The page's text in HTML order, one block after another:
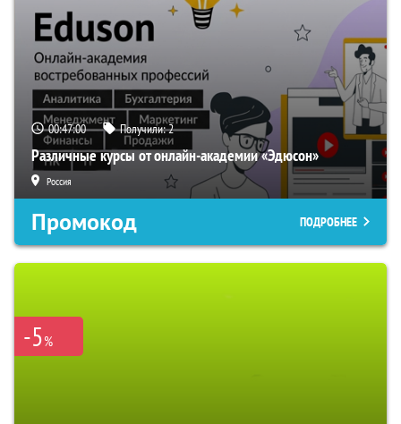
00:46:59 Получили:2
Различные курсы от онлайн-академии «Эдюсон»
Россия
Промокод ПОДРОБНЕЕ
-5%